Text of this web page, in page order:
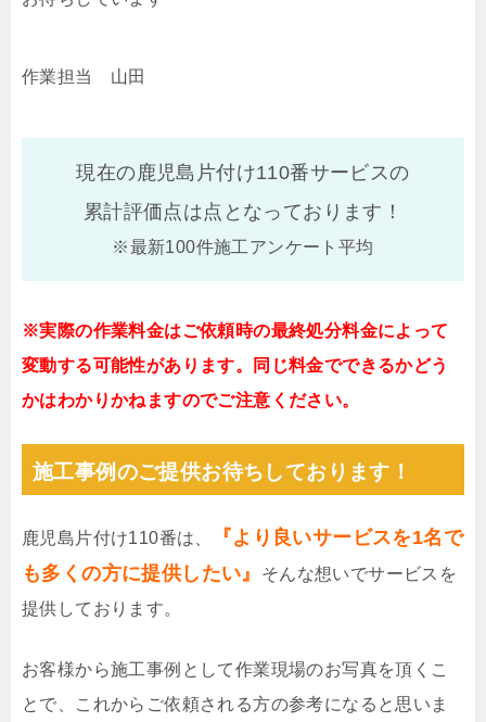
作業担当 山田
現在の鹿児島片付け110番サービスの
累計評価点は点となっております！
※最新100件施工アンケート平均
※実際の作業料金はご依頼時の最終処分料金によって
変動する可能性があります。同じ料金でできるかどう
かはわかりかねますのでご注意ください。
施工事例のご提供お待ちしております！
鹿児島片付け110番は、
『より良いサービスを1名で
も多くの方に提供したい』
そんな想いでサービスを
提供しております。
お客様から施工事例として作業現場のお写真を頂くこ
とで、これからご依頼される方の参考になると思いま